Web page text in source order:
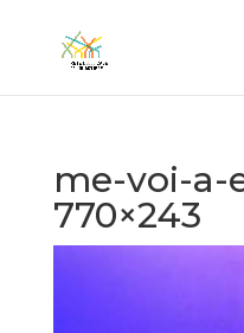
me-voi-a-
770×243